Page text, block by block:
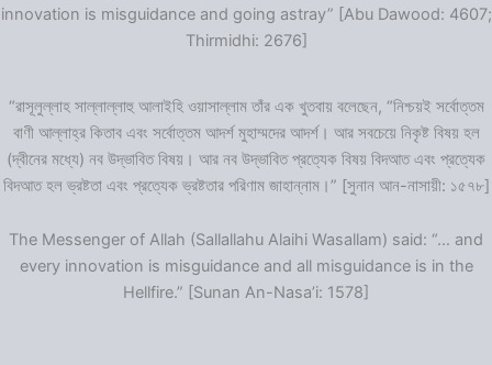
innovation is misguidance and going astray” [Abu Dawood: 4607;
Thirmidhi: 2676]
“রাসূলুল্লাহ সাল্লাল্লাহু আলাইহি ওয়াসাল্লাম তাঁর এক খুতবায় বলেছেন, “নিশ্চয়ই সর্বোত্তম
বাণী আল্লাহ্‌র কিতাব এবং সর্বোত্তম আদর্শ মুহাম্মদের আদর্শ। আর সবচেয়ে নিকৃষ্ট বিষয় হল
(দ্বীনের মধ্যে) নব উদ্ভাবিত বিষয়। আর নব উদ্ভাবিত প্রত্যেক বিষয় বিদআত এবং প্রত্যেক
বিদআত হল ভ্রষ্টতা এবং প্রত্যেক ভ্রষ্টতার পরিণাম জাহান্নাম।” [সুনান আন-নাসায়ী: ১৫৭৮]
The Messenger of Allah (Sallallahu Alaihi Wasallam) said: “… and
every innovation is misguidance and all misguidance is in the
Hellfire.” [Sunan An-Nasa’i: 1578]